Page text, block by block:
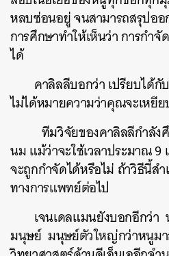
หลบซ่อนอยู่จนสามารถสรุปอ
การศึกษาทำให้เห็นว่าการกำจั
ได้
คาลิลลีบอกว่าเปรียบได้กั
ไม่ได้หมายความว่าคุณจะเหยี
ทีมวิจัยของคาลิลลีกำลัง
นมแม้ว่าจะใช้เวลาประมาณ9
จะถูกกำจัดได้หรือไม่ ถ้าวิธีนี้สำ
ทางการแพทย์ต่อไป
เจนเดลแมนยังบอกอีกว่า
มนุษย์ มนุษย์ตัวใหญ่กว่าหนูม
SHARE